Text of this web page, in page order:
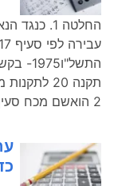
החלטה 1.
2 הואשם מכח סעיף 119 לחוק מע"מ